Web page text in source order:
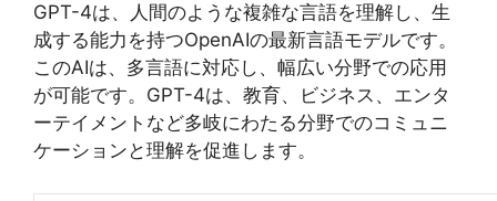
GPT-4は、人間のような複雑な言語を理解し、生
成する能力を持つOpenAIの最新言語モデルです。
このAIは、多言語に対応し、幅広い分野での応用
が可能です。GPT-4は、教育、ビジネス、エンタ
ーテイメントなど多岐にわたる分野でのコミュニ
ケーションと理解を促進します。